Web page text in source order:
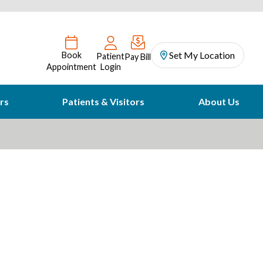
Book
Appointment
Patient
Login
Pay Bill Set My Location
Patients & Visitors About Us